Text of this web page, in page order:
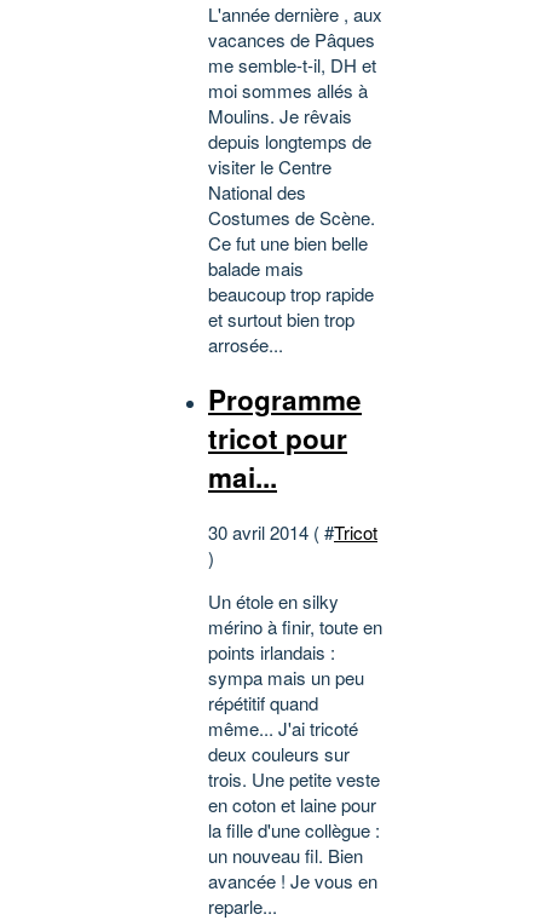
L'année dernière , aux
vacances de Pâques
me semble-t-il, DH et
moi sommes allés à
Moulins. Je rêvais
depuis longtemps de
visiter le Centre
National des
Costumes de Scène.
Ce fut une bien belle
balade mais
beaucoup trop rapide
et surtout bien trop
arrosée...
Programme
tricot pour
mai...
30 avril 2014 ( #Tricot
)
Un étole en silky
mérino à finir, toute en
points irlandais :
sympa mais un peu
répétitif quand
même... J'ai tricoté
deux couleurs sur
trois. Une petite veste
en coton et laine pour
la fille d'une collègue :
un nouveau fil. Bien
avancée ! Je vous en
reparle...